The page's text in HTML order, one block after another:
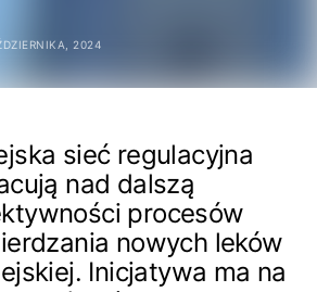
2024
sieć regulacyjna
nad dalszą
procesów
nowych leków
Inicjatywa ma na